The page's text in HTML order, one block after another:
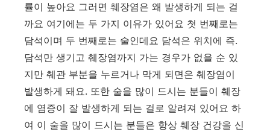
률이 높아요 그러면 췌장염은 왜 발생하게 되는 걸
까요 여기에는 두 가지 이유가 있어요 첫 번째로는
담석이며 두 번째로는 술인데요 담석은 위치에 즉.
담석만 생기고 췌장염까지 가는 경우가 없을 순 있
지만 췌관 부분을 누르거나 막게 되면은 췌장염이
발생하게 돼요. 또한 술을 많이 드시는 분들이 췌장
에 염증이 잘 발생하게 되는 걸로 알려져 있어요 하
여 이 술을 많이 드시는 분들은 항상 췌장 건강을 신